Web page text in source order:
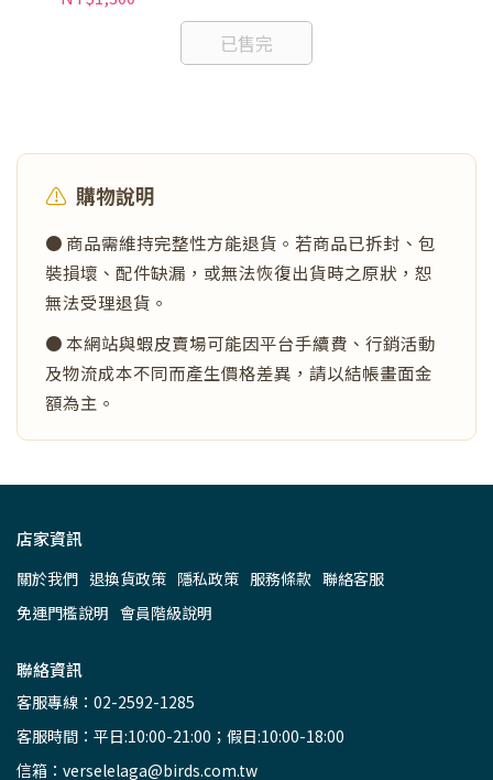
已售完
⚠️ 購物說明
● 商品需維持完整性方能退貨。若商品已拆封、包
裝損壞、配件缺漏，或無法恢復出貨時之原狀，恕
無法受理退貨。
● 本網站與蝦皮賣場可能因平台手續費、行銷活動
及物流成本不同而產生價格差異，請以結帳畫面金
額為主。
店家資訊
關於我們 退換貨政策 隱私政策 服務條款 聯絡客服
免運門檻說明 會員階級說明
聯絡資訊
客服專線：02-2592-1285
客服時間：平日:10:00-21:00；假日:10:00-18:00
信箱：verselelaga@birds.com.tw